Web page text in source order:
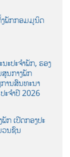
ງພັກກອມມູນິດ
ະປະຈໍາພັກ, ຮອງ
ນກາງພັກ
ານສົນທະນາ
ະຈຳປີ 2026
ກ ເປີດກອງປະ
ວນຊົນ